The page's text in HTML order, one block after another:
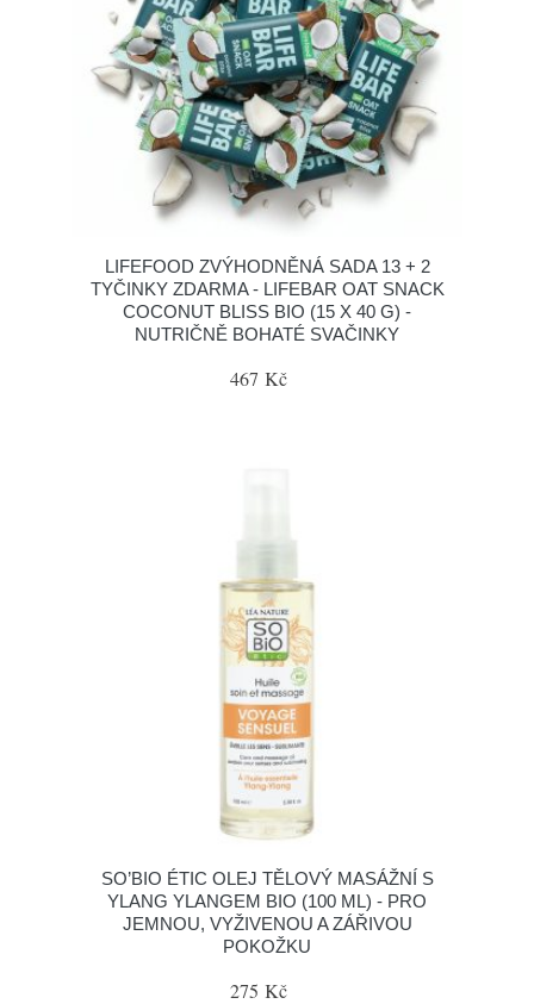
LIFEFOOD ZVÝHODNĚNÁ SADA 13 + 2
TYČINKY ZDARMA - LIFEBAR OAT SNACK
COCONUT BLISS BIO (15 X 40 G) -
NUTRIČNĚ BOHATÉ SVAČINKY
467 Kč
SO’BIO ÉTIC OLEJ TĚLOVÝ MASÁŽNÍ S
YLANG YLANGEM BIO (100 ML) - PRO
JEMNOU, VYŽIVENOU A ZÁŘIVOU
POKOŽKU
275 Kč